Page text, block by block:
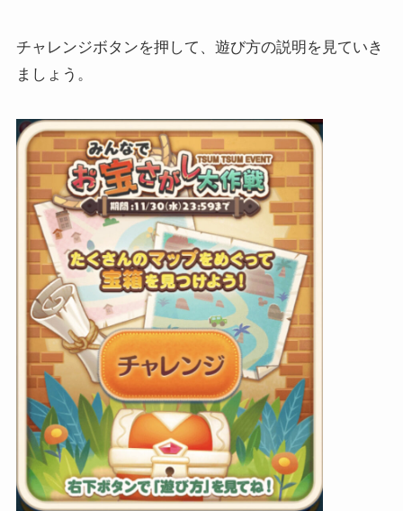
チャレンジボタンを押して、遊び方の説明を見ていき
ましょう。